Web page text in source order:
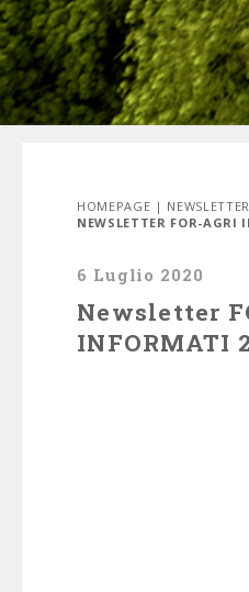
HOMEPAGE |
NEWSLETTER FOR-
6 Luglio 2020
Newsletter
INFORMATI